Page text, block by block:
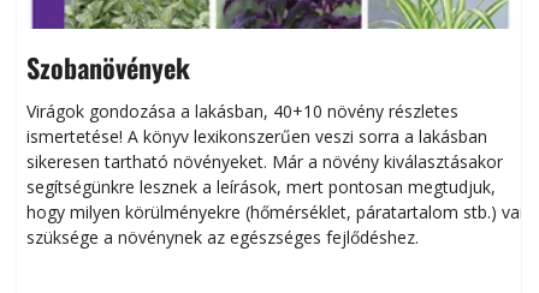
Szobanövények
Virágok gondozása a lakásban, 40+10 növény részletes
ismertetése! A könyv lexikonszerűen veszi sorra a lakásban
sikeresen tart­ha­tó növényeket. Már a növény kiválasztásakor
segítségünkre lesznek a leírások, mert pontosan megtudjuk,
hogy milyen körülményekre (hőmérséklet, páratartalom stb.) van
szüksége a növénynek az egészséges fejlődéshez.